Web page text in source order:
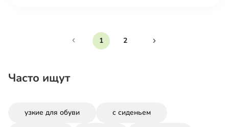
1 2
Часто ищут
узкие для обуви с сиденьем